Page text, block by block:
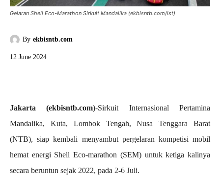
Gelaran Shell Eco-Marathon Sirkuit Mandalika (ekbisntb.com/ist)
By ekbisntb.com
12 June 2024
Jakarta (ekbisntb.com)-Sirkuit Internasional Pertamina
Mandalika, Kuta, Lombok Tengah, Nusa Tenggara Barat
(NTB), siap kembali menyambut pergelaran kompetisi mobil
hemat energi Shell Eco-marathon (SEM) untuk ketiga kalinya
secara beruntun sejak 2022, pada 2-6 Juli.